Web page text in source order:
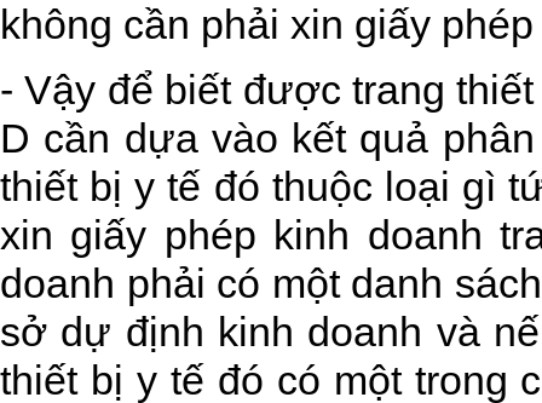
không cần phải xin giấy
- Vậy để biết được trang
D cần dựa vào kết quả
thiết bị y tế đó thuộc loại gì
xin giấy phép kinh doanh
doanh phải có một danh
sở dự định kinh doanh và
thiết bị y tế đó có một trong